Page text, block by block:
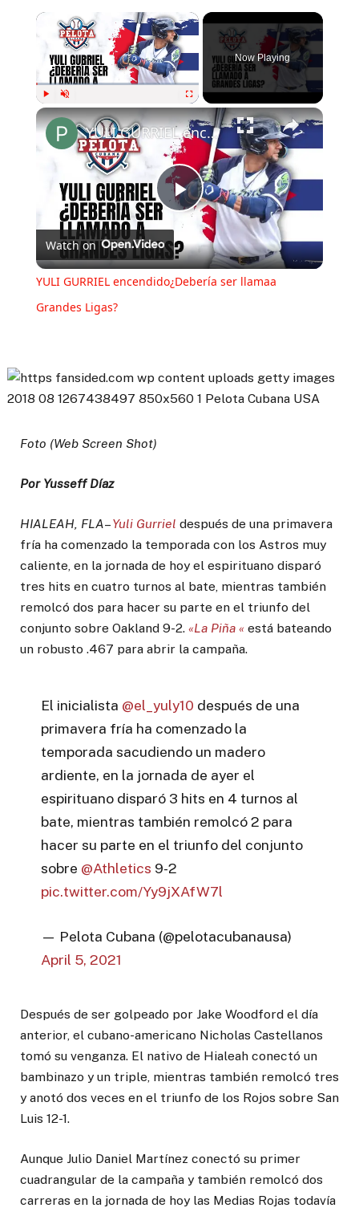
Play Unmute Fullscreen
Now Playing
Play
Video
YULI GURRIEL encendido¿Debería ser llamaa Grandes Ligas?
Watch on
YULI GURRIEL encendido¿Debería ser llamaa
Grandes Ligas?
Foto (Web Screen Shot)
Por Yusseff Díaz
HIALEAH, FLA–Yuli Gurriel después de una primavera
fría ha comenzado la temporada con los Astros muy
caliente, en la jornada de hoy el espirituano disparó
tres hits en cuatro turnos al bate, mientras también
remolcó dos para hacer su parte en el triunfo del
conjunto sobre Oakland 9-2. «La Piña « está bateando
un robusto .467 para abrir la campaña.
El inicialista @el_yuly10 después de una
primavera fría ha comenzado la
temporada sacudiendo un madero
ardiente, en la jornada de ayer el
espirituano disparó 3 hits en 4 turnos al
bate, mientras también remolcó 2 para
hacer su parte en el triunfo del conjunto
sobre @Athletics 9-2
pic.twitter.com/Yy9jXAfW7l
— Pelota Cubana (@pelotacubanausa)
April 5, 2021
Después de ser golpeado por Jake Woodford el día
anterior, el cubano-americano Nicholas Castellanos
tomó su venganza. El nativo de Hialeah conectó un
bambinazo y un triple, mientras también remolcó tres
y anotó dos veces en el triunfo de los Rojos sobre San
Luis 12-1.
Aunque Julio Daniel Martínez conectó su primer
cuadrangular de la campaña y también remolcó dos
carreras en la jornada de hoy las Medias Rojas todavía